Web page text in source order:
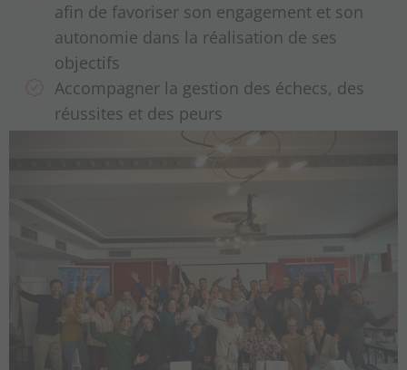
afin de favoriser son engagement et son
autonomie dans la réalisation de ses
objectifs
Accompagner la gestion des échecs, des
réussites et des peurs